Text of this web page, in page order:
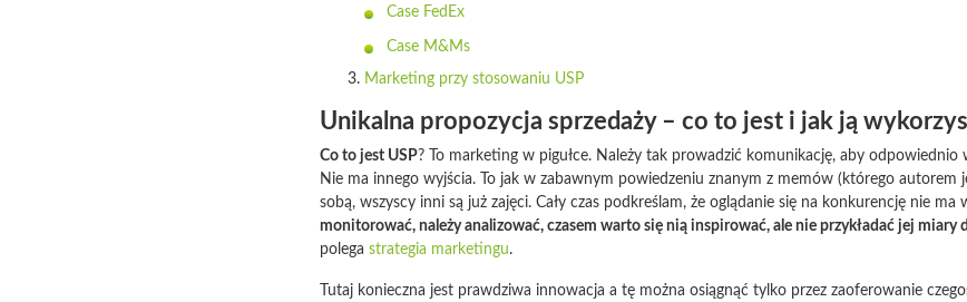
Case FedEx
Case M&Ms
Marketing przy stosowaniu USP
Unikalna propozycja sprzedaży – co to jest i jak ją
Co to jest USP? To marketing w pigułce. Należy tak prowadzić komunikację, aby
Nie ma innego wyjścia. To jak w zabawnym powiedzeniu znanym z memów (którego autorem
sobą, wszyscy inni są już zajęci. Cały czas podkreślam, że oglądanie się na konkurencję nie ma
monitorować, należy analizować, czasem warto się nią inspirować, ale nie przykładać jej miary
polega strategia marketingu.
Tutaj konieczna jest prawdziwa innowacja a tę można osiągnąć tylko przez zaoferowanie